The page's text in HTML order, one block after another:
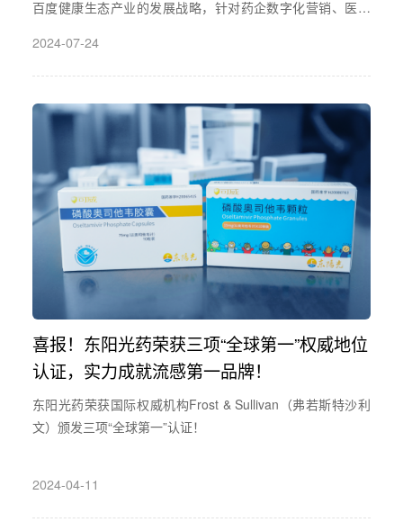
百度健康生态产业的发展战略，针对药企数字化营销、医疗
东阳光药作为百度健康重要合作伙伴，受邀参加此次大会，
并获百度健康颁发“2024年度品牌共创奖”。
2024-07-24
喜报！东阳光药荣获三项“全球第一”权威地位
认证，实力成就流感第一品牌！
东阳光药荣获国际权威机构Frost & Sullivan（弗若斯特沙利
文）颁发三项“全球第一”认证！
2024-04-11